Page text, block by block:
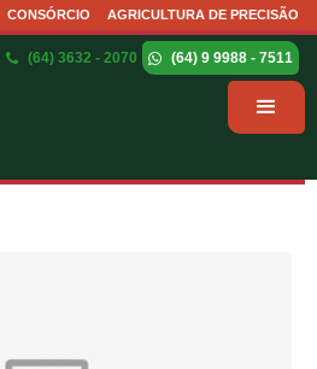
CONSÓRCIO AGRICULTURA DE PRECISÃO
(64) 3632 - 2070 (64) 9 9988 - 7511